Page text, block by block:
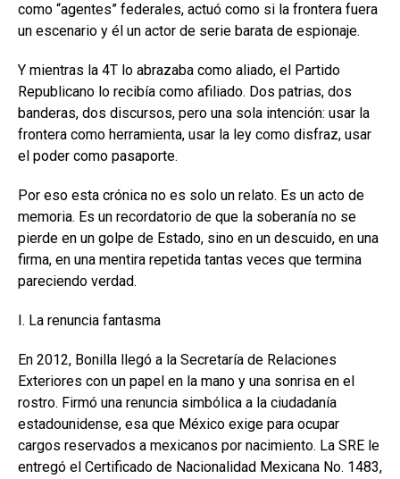
como “agentes” federales, actuó como si la frontera fuera
un escenario y él un actor de serie barata de espionaje.
Y mientras la 4T lo abrazaba como aliado, el Partido
Republicano lo recibía como afiliado. Dos patrias, dos
banderas, dos discursos, pero una sola intención: usar la
frontera como herramienta, usar la ley como disfraz, usar
el poder como pasaporte.
Por eso esta crónica no es solo un relato. Es un acto de
memoria. Es un recordatorio de que la soberanía no se
pierde en un golpe de Estado, sino en un descuido, en una
firma, en una mentira repetida tantas veces que termina
pareciendo verdad.
I. La renuncia fantasma
En 2012, Bonilla llegó a la Secretaría de Relaciones
Exteriores con un papel en la mano y una sonrisa en el
rostro. Firmó una renuncia simbólica a la ciudadanía
estadounidense, esa que México exige para ocupar
cargos reservados a mexicanos por nacimiento. La SRE le
entregó el Certificado de Nacionalidad Mexicana No. 1483,